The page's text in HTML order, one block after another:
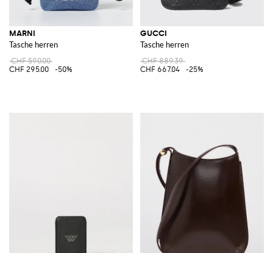
MARNI
Tasche herren
CHF 590.00
CHF 295.00
-50%
GUCCI
Tasche herren
CHF 889.39
CHF 667.04
-25%